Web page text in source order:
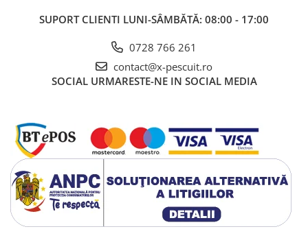
SUPORT CLIENTI LUNI-SÂMBĂTĂ: 08:00 - 17:00
0728 766 261
contact@x-pescuit.ro
SOCIAL URMARESTE-NE IN SOCIAL MEDIA